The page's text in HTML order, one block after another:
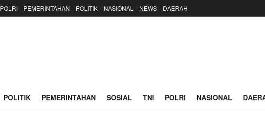
POLRI PEMERINTAHAN POLITIK NASIONAL NEWS DAERAH
POLITIK PEMERINTAHAN SOSIAL TNI POLRI NASIONAL